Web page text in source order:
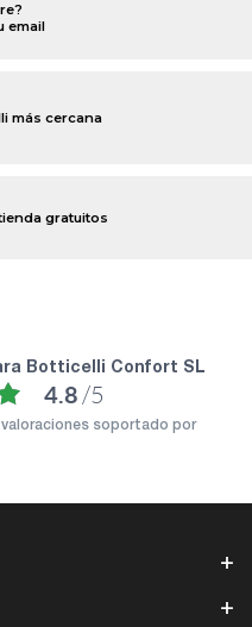
email
más cercana
gratuitos
Botticelli Confort SL
4.8 /5
valoraciones soportado por